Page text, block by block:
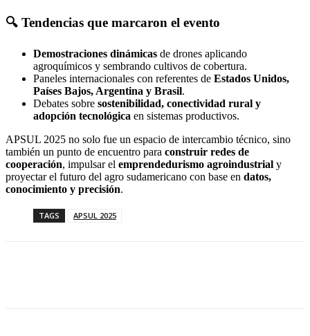
🔍 Tendencias que marcaron el evento
Demostraciones dinámicas de drones aplicando
agroquímicos y sembrando cultivos de cobertura.
Paneles internacionales con referentes de Estados Unidos,
Países Bajos, Argentina y Brasil.
Debates sobre sostenibilidad, conectividad rural y
adopción tecnológica en sistemas productivos.
APSUL 2025 no solo fue un espacio de intercambio técnico, sino
también un punto de encuentro para construir redes de
cooperación, impulsar el emprendedurismo agroindustrial y
proyectar el futuro del agro sudamericano con base en datos,
conocimiento y precisión.
TAGS APSUL 2025